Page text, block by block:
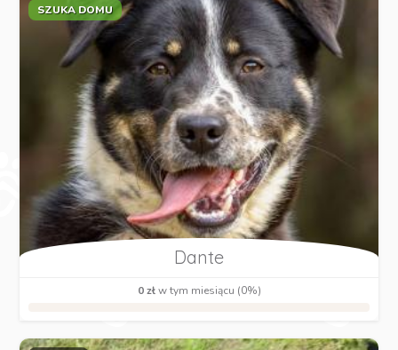
SZUKA DOMU
Dante
0 złw tym miesiącu (0%)